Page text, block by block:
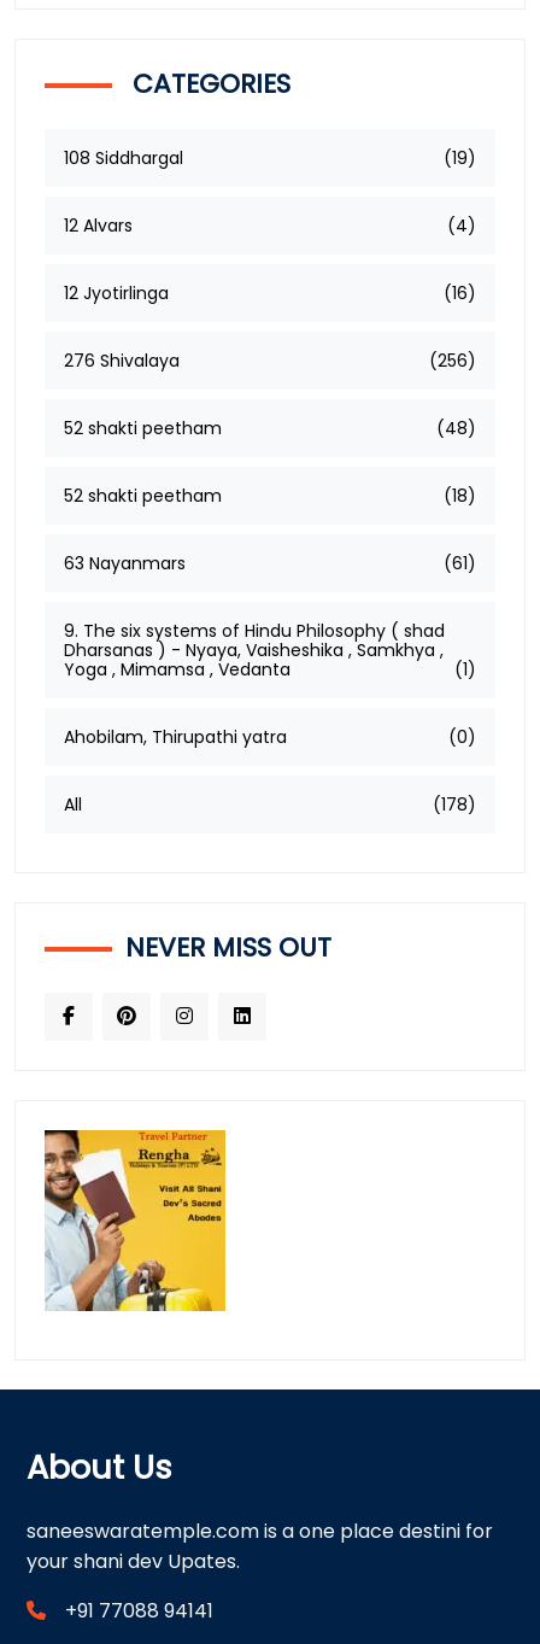
CATEGORIES
108 Siddhargal (19)
12 Alvars (4)
12 Jyotirlinga (16)
276 Shivalaya (256)
52 shakti peetham (48)
52 shakti peetham (18)
63 Nayanmars (61)
9. The six systems of Hindu Philosophy ( shad
Dharsanas ) - Nyaya, Vaisheshika , Samkhya ,
Yoga , Mimamsa , Vedanta
(1)
Ahobilam, Thirupathi yatra (0)
All (178)
NEVER MISS OUT
About Us
saneeswaratemple.com is a one place destini for
your shani dev Upates.
+91 77088 94141